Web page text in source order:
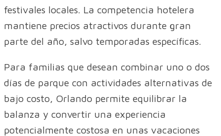
festivales locales. La competencia hotelera
mantiene precios atractivos durante gran
parte del año, salvo temporadas específicas.
Para familias que desean combinar uno o dos
días de parque con actividades alternativas de
bajo costo, Orlando permite equilibrar la
balanza y convertir una experiencia
potencialmente costosa en unas vacaciones